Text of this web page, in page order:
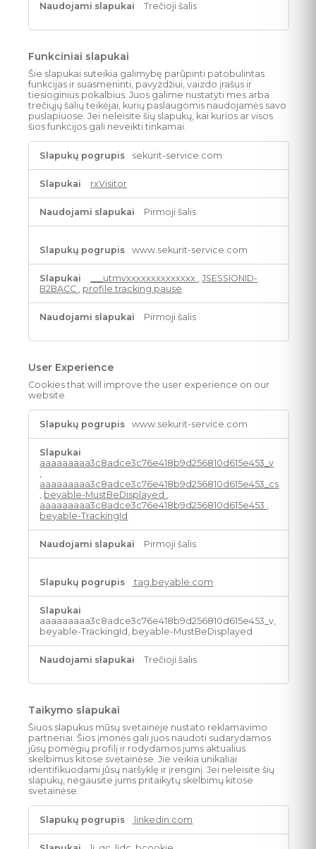
Trečioji šalis
Funkciniai slapukai
Šie slapukai suteikia galimybę parūpinti patobulintas
funkcijas ir suasmeninti, pavyzdžiui, vaizdo įrašus ir
tiesioginius pokalbius. Juos galime nustatyti mes arba
trečiųjų šalių teikėjai, kurių paslaugomis naudojamės savo
puslapiuose. Jei neleisite šių slapukų, kai kurios ar visos
šios funkcijos gali neveikti tinkamai.
Funkciniai
slapukai
sekurit-service.com
rxVisitor
Pirmoji šalis
www.sekurit-service.com
___utmvxxxxxxxxxxxxxx ,JSESSIONID-
B2BACC
profile.tracking.pause
Pirmoji šalis
User Experience
Cookies that will improve the user experience on our
website.
User
Experience
www.sekurit-service.com
aaaaaaaaa3c8adce3c76e418b9d256810d615e453_v
aaaaaaaaa3c8adce3c76e418b9d256810d615e453_cs
beyable-MustBeDisplayed
aaaaaaaaa3c8adce3c76e418b9d256810d615e453
beyable-TrackingId
Pirmoji šalis
tag.beyable.com
aaaaaaaaa3c8adce3c76e418b9d256810d615e453_v,
beyable-TrackingId, beyable-MustBeDisplayed
Trečioji šalis
Taikymo slapukai
Šiuos slapukus mūsų svetainėje nustato reklamavimo
partneriai. Šios įmonės gali juos naudoti sudarydamos
jūsų pomėgių profilį ir rodydamos jums aktualius
skelbimus kitose svetainėse. Jie veikia unikaliai
identifikuodami jūsų naršyklę ir įrenginį. Jei neleisite šių
slapukų, negausite jums pritaikytų skelbimų kitose
svetainėse.
Taikymo
slapukai
linkedin.com